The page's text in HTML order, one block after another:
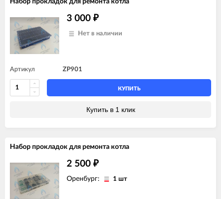
Набор прокладок для ремонта котла
3 000 ₽
Нет в наличии
Артикул ZP901
КУПИТЬ
Купить в 1 клик
Набор прокладок для ремонта котла
2 500 ₽
Оренбург: 1 шт